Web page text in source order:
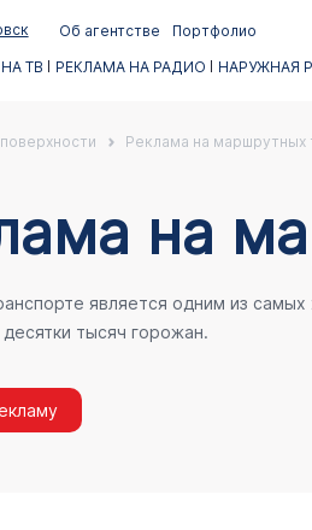
Об агентстве
Портфолио
ТВ
РЕКЛАМА НА РАДИО НАРУЖНАЯ
Реклама на маршрутных
на
является одним из
тысяч горожан.